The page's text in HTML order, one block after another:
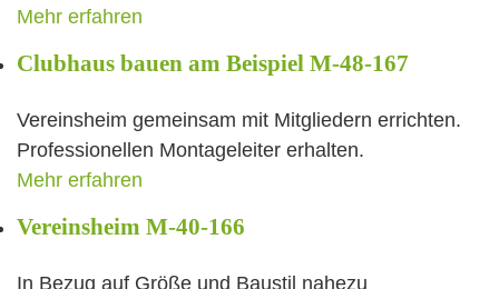
Mehr erfahren
Clubhaus bauen am Beispiel M-48-167
Vereinsheim gemeinsam mit Mitgliedern errichten.
Professionellen Montageleiter erhalten.
Mehr erfahren
Vereinsheim M-40-166
In Bezug auf Größe und Baustil nahezu